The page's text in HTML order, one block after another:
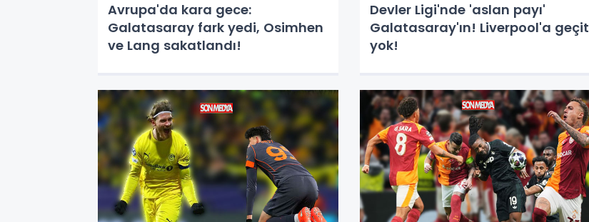
Avrupa'da kara gece:
Galatasaray fark yedi, Osimhen
ve Lang sakatlandı!
Devler Ligi'nde 'aslan payı'
Galatasaray'ın! Liverpool'a geçit
yok!